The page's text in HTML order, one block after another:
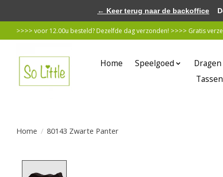
>>>> voor 12.00u besteld? Dezelfde dag verzonden! >>>> Gratis
Home Speelgoed Dragen
Home / 80143 Zwarte Panter
← Keer terug naar de backoffice